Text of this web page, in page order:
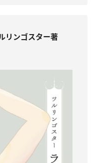
リンゴスター著